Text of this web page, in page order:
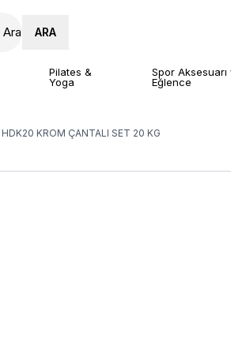
ARA
Pilates &
Yoga
Spor Aksesuarı
Eğlence
KROM ÇANTALI SET 20 KG